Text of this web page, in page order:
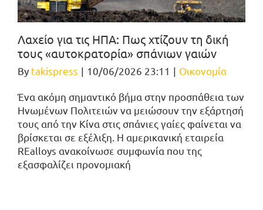
Λαχείο για τις ΗΠΑ: Πως χτίζουν τη δική
τους «αυτοκρατορία» σπάνιων γαιών
By takispress | 10/06/2026 23:11 | Οικονομία
Ένα ακόμη σημαντικό βήμα στην προσπάθεια των
Ηνωμένων Πολιτειών να μειώσουν την εξάρτησή
τους από την Κίνα στις σπάνιες γαίες φαίνεται να
βρίσκεται σε εξέλιξη. Η αμερικανική εταιρεία
REalloys ανακοίνωσε συμφωνία που της
εξασφαλίζει προνομιακή